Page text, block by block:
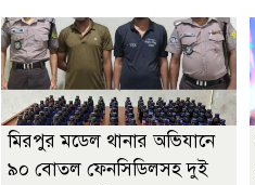
মিরপুর মডেল থানার অভিযানে
৯০ বোতল ফেনসিডিলসহ দুই